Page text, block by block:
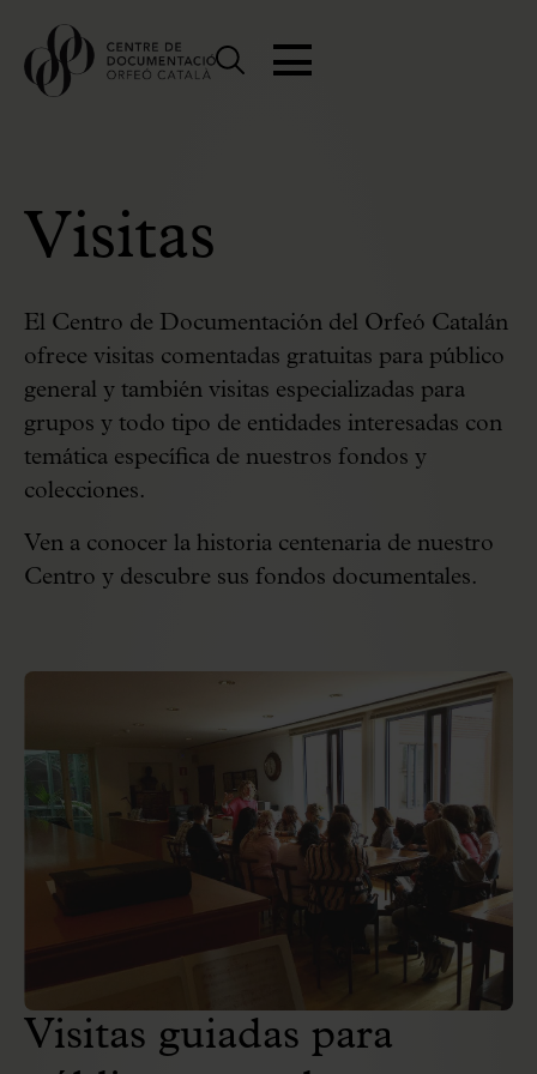
Visitas
El Centro de Documentación del Orfeó Catalán
ofrece visitas comentadas gratuitas para público
general y también visitas especializadas para
grupos y todo tipo de entidades interesadas con
temática específica de nuestros fondos y
colecciones.
Ven a conocer la historia centenaria de nuestro
Centro y descubre sus fondos documentales.
Visitas guiadas para